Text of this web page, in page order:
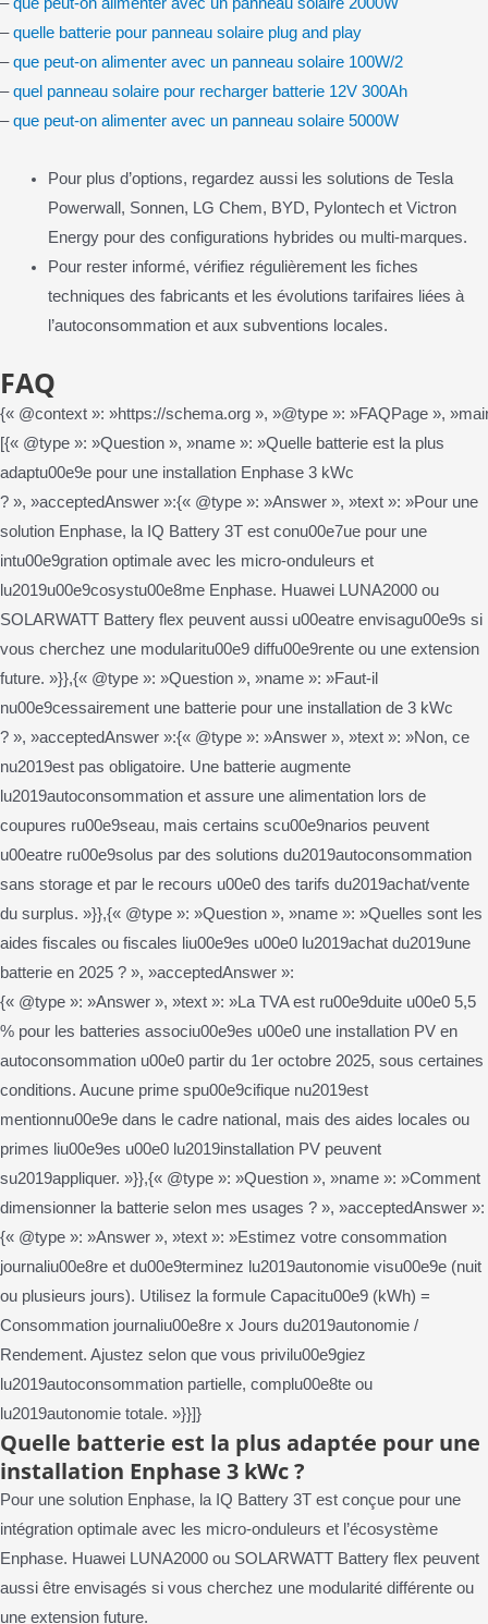
–que peut-on alimenter avec un panneau solaire 2000W
–quelle batterie pour panneau solaire plug and play
–que peut-on alimenter avec un panneau solaire 100W/2
–quel panneau solaire pour recharger batterie 12V 300Ah
–que peut-on alimenter avec un panneau solaire 5000W
Pour plus d’options, regardez aussi les solutions de Tesla
Powerwall, Sonnen, LG Chem, BYD, Pylontech et Victron
Energy pour des configurations hybrides ou multi-marques.
Pour rester informé, vérifiez régulièrement les fiches
techniques des fabricants et les évolutions tarifaires liées à
l’autoconsommation et aux subventions locales.
FAQ
{« @context »: »https://schema.org », »@type »: »FAQPage »,
[{« @type »: »Question », »name »: »Quelle batterie est la plus
adaptu00e9e pour une installation Enphase 3 kWc
? », »acceptedAnswer »:{« @type »: »Answer », »text »: »Pour une
solution Enphase, la IQ Battery 3T est conu00e7ue pour une
intu00e9gration optimale avec les micro-onduleurs et
lu2019u00e9cosystu00e8me Enphase. Huawei LUNA2000 ou
SOLARWATT Battery flex peuvent aussi u00eatre envisagu00e9s si
vous cherchez une modularitu00e9 diffu00e9rente ou une extension
future. »}},{« @type »: »Question », »name »: »Faut-il
nu00e9cessairement une batterie pour une installation de 3 kWc
? », »acceptedAnswer »:{« @type »: »Answer », »text »: »Non, ce
nu2019est pas obligatoire. Une batterie augmente
lu2019autoconsommation et assure une alimentation lors de
coupures ru00e9seau, mais certains scu00e9narios peuvent
u00eatre ru00e9solus par des solutions du2019autoconsommation
sans storage et par le recours u00e0 des tarifs du2019achat/vente
du surplus. »}},{« @type »: »Question », »name »: »Quelles sont les
aides fiscales ou fiscales liu00e9es u00e0 lu2019achat du2019une
batterie en 2025 ? », »acceptedAnswer »:
{« @type »: »Answer », »text »: »La TVA est ru00e9duite u00e0 5,5
% pour les batteries associu00e9es u00e0 une installation PV en
autoconsommation u00e0 partir du 1er octobre 2025, sous certaines
conditions. Aucune prime spu00e9cifique nu2019est
mentionnu00e9e dans le cadre national, mais des aides locales ou
primes liu00e9es u00e0 lu2019installation PV peuvent
su2019appliquer. »}},{« @type »: »Question », »name »: »Comment
dimensionner la batterie selon mes usages ? », »acceptedAnswer »:
{« @type »: »Answer », »text »: »Estimez votre consommation
journaliu00e8re et du00e9terminez lu2019autonomie visu00e9e (nuit
ou plusieurs jours). Utilisez la formule Capacitu00e9 (kWh) =
Consommation journaliu00e8re x Jours du2019autonomie /
Rendement. Ajustez selon que vous privilu00e9giez
lu2019autoconsommation partielle, complu00e8te ou
lu2019autonomie totale. »}}]}
Quelle batterie est la plus adaptée pour une
installation Enphase 3 kWc ?
Pour une solution Enphase, la IQ Battery 3T est conçue pour une
intégration optimale avec les micro-onduleurs et l’écosystème
Enphase. Huawei LUNA2000 ou SOLARWATT Battery flex peuvent
aussi être envisagés si vous cherchez une modularité différente ou
une extension future.